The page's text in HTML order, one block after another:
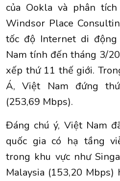
của Ookla và phân
Windsor Place
tốc độ Internet di
Nam tính đến tháng 3/
xếp thứ 11 thế giới.
Á, Việt Nam đứng
(253,69 Mbps).
Đáng chú ý, Việt Nam
quốc gia có hạ tầng
trong khu vực như
Malaysia (153,20 Mbps)